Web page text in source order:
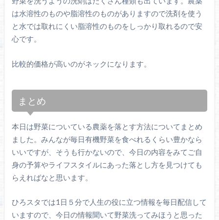
は水溶性のものや脂溶性のものがありますので洗剤を使う
と水では取れにくい脂溶性のものをしっかり取れるので安
心です。
比較的価格が高いのがネックになります。
まとめ
本日は野菜についている農薬を落とす方法についてまとめ
ました。みんなが毎日有機野菜を食べれるくらい豊かなら
いいですが、そうも行かないので、今日の内容をみてご自
身の予算やライフスタイルにあった落とし方を見つけても
らえればなと思います。
ひろスタでは1日５分で人生の役に立つ情報を毎日配信して
いますので、今日の情報聞いて野菜洗ってみほうと思った